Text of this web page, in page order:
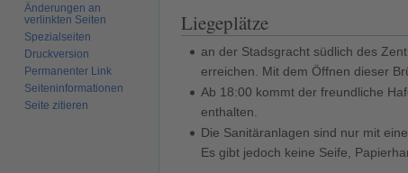
Liegeplätze
an der Stadsgracht südlich des
erreichen. Mit dem Öffnen dieser
Ab 18:00 kommt der freundliche
enthalten.
Die Sanitäranlagen sind nur mit
Es gibt jedoch keine Seife,
Änderungen an
verlinkten Seiten
Spezialseiten
Druckversion
Permanenter Link
Seiten­­informationen
Seite zitieren